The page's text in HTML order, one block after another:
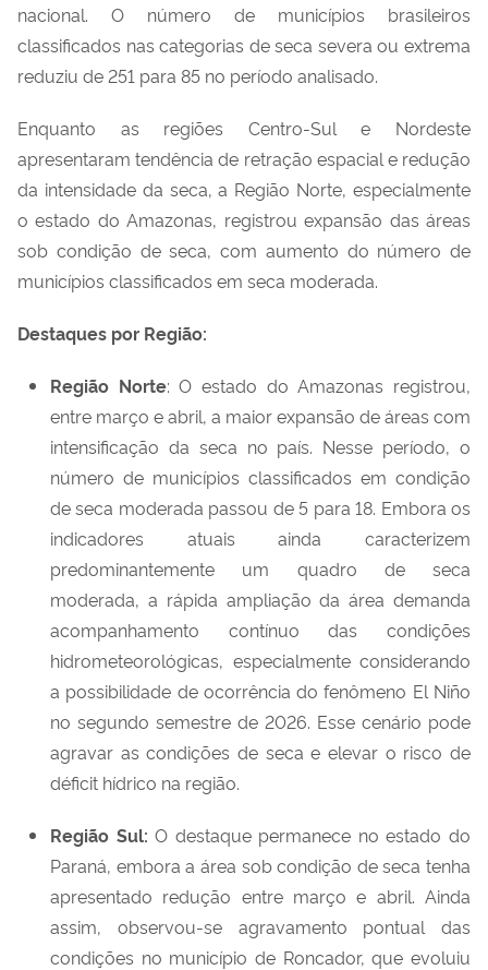
nacional. O número de municípios brasileiros
classificados nas categorias de seca severa ou extrema
reduziu de 251 para 85 no período analisado.
Enquanto as regiões Centro-Sul e Nordeste
apresentaram tendência de retração espacial e redução
da intensidade da seca, a Região Norte, especialmente
o estado doAmazonas, registrou expansão das áreas
sob condição de seca, com aumento do número de
municípios classificados em seca moderada.
Destaques por Região:
Região Norte: O estado do Amazonas registrou,
entre março e abril, a maior expansão de áreas com
intensificação da seca no país. Nesse período, o
número de municípios classificados em condição
de seca moderada passou de 5 para 18. Embora os
indicadores atuais ainda caracterizem
predominantemente um quadro de seca
moderada, a rápida ampliação da área demanda
acompanhamento contínuo das condições
hidrometeorológicas, especialmente considerando
a possibilidade de ocorrência do fenômeno El Niño
no segundo semestre de 2026. Esse cenário pode
agravar as condições de seca e elevar o risco de
déficit hídrico na região.
Região Sul: O destaque permanece no estado do
Paraná, embora a área sob condição de seca tenha
apresentado redução entre março e abril. Ainda
assim, observou-se agravamento pontual das
condições no município de Roncador, que evoluiu